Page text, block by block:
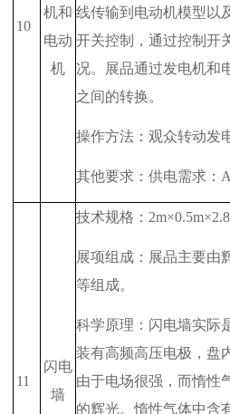
10
机和
电动
机
线传输到电动机模型以
开关控制，通过控制开
况。展品通过发电机
之间的转换。
操作方法：观众转动发
其他要求：供电需求：
11
闪电
墙
技术规格： 2m×0.5m×
展项组成：展品主要由
等组成。
科学原理：闪电墙实际
装有高频高压电极，盘
由于电场很强，而惰性
的辉光。惰性气体中含